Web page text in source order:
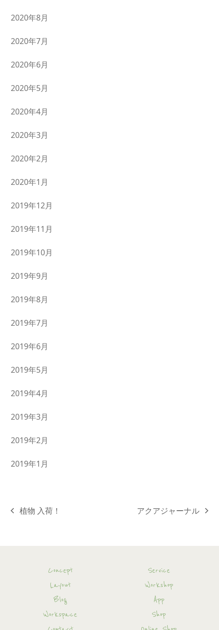
2020年8月
2020年7月
2020年6月
2020年5月
2020年4月
2020年3月
2020年2月
2020年1月
2019年12月
2019年11月
2019年10月
2019年9月
2019年8月
2019年7月
2019年6月
2019年5月
2019年4月
2019年3月
2019年2月
2019年1月
previous
植物 入荷！
next
アクアジャーナル
Concept
Service
Layout
Workshop
Blog
App
Workspace
Shop